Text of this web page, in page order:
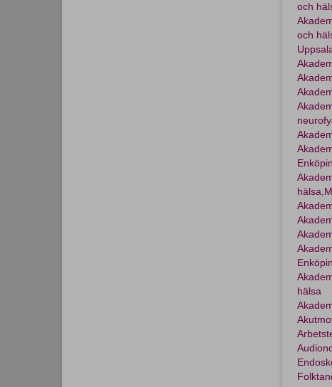
och
och
hälsa